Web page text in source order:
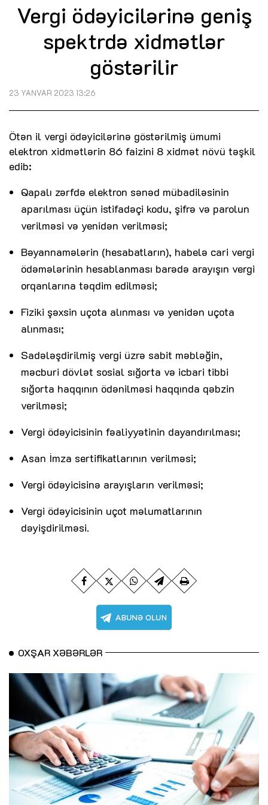
Vergi ödəyicilərinə geniş
spektrdə xidmətlər
göstərilir
23 YANVAR 2023 13:26
Ötən il vergi ödəyicilərinə göstərilmiş ümumi
elektron xidmətlərin 86 faizini 8 xidmət növü təşkil
edib:
Qapalı zərfdə elektron sənəd mübadiləsinin
aparılması üçün istifadəçi kodu, şifrə və parolun
verilməsi və yenidən verilməsi;
Bəyannamələrin (hesabatların), habelə cari vergi
ödəmələrinin hesablanması barədə arayışın vergi
orqanlarına təqdim edilməsi;
Fiziki şəxsin uçota alınması və yenidən uçota
alınması;
Sadələşdirilmiş vergi üzrə sabit məbləğin,
məcburi dövlət sosial sığorta və icbari tibbi
sığorta haqqının ödənilməsi haqqında qəbzin
verilməsi;
Vergi ödəyicisinin fəaliyyətinin dayandırılması;
Asan İmza sertifikatlarının verilməsi;
Vergi ödəyicisinə arayışların verilməsi;
Vergi ödəyicisinin uçot məlumatlarının
dəyişdirilməsi.
OXŞAR XƏBƏRLƏR